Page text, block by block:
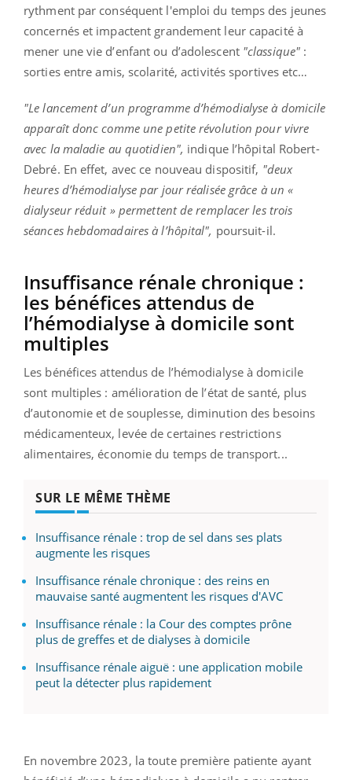
rythment par conséquent l'emploi du temps des jeunes
concernés et impactent grandement leur capacité à
mener une vie d’enfant ou d’adolescent "classique" :
sorties entre amis, scolarité, activités sportives etc…
"Le lancement d’un programme d’hémodialyse à domicile
apparaît donc comme une petite révolution pour vivre
avec la maladie au quotidien", indique l’hôpital Robert-
Debré. En effet, avec ce nouveau dispositif, "deux
heures d’hémodialyse par jour réalisée grâce à un «
dialyseur réduit » permettent de remplacer les trois
séances hebdomadaires à l’hôpital", poursuit-il.
Insuffisance rénale chronique :
les bénéfices attendus de
l’hémodialyse à domicile sont
multiples
Les bénéfices attendus de l’hémodialyse à domicile
sont multiples : amélioration de l’état de santé, plus
d’autonomie et de souplesse, diminution des besoins
médicamenteux, levée de certaines restrictions
alimentaires, économie du temps de transport...
SUR LE MÊME THÈME
Insuffisance rénale : trop de sel dans ses plats
augmente les risques
Insuffisance rénale chronique : des reins en
mauvaise santé augmentent les risques d'AVC
Insuffisance rénale : la Cour des comptes prône
plus de greffes et de dialyses à domicile
Insuffisance rénale aiguë : une application mobile
peut la détecter plus rapidement
En novembre 2023, la toute première patiente ayant